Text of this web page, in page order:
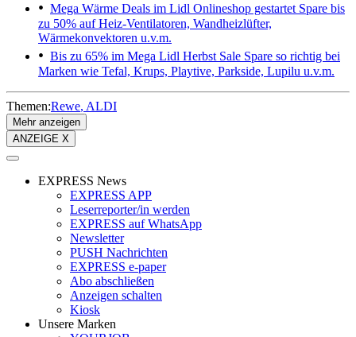
Mega Wärme Deals im Lidl Onlineshop gestartet Spare bis
zu 50% auf Heiz-Ventilatoren, Wandheizlüfter,
Wärmekonvektoren u.v.m.
Bis zu 65% im Mega Lidl Herbst Sale Spare so richtig bei
Marken wie Tefal, Krups, Playtive, Parkside, Lupilu u.v.m.
Themen:Rewe ALDI
Mehr anzeigen
ANZEIGE X
EXPRESS News
EXPRESS APP
Leserreporter/in werden
EXPRESS auf WhatsApp
Newsletter
PUSH Nachrichten
EXPRESS e-paper
Abo abschließen
Anzeigen schalten
Kiosk
Unsere Marken